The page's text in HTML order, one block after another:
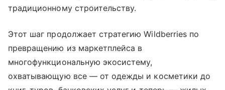
традиционному строительству.
Этот шаг продолжает стратегию Wildberries по
превращению из маркетплейса в
многофункциональную экосистему,
охватывающую все — от одежды и косметики до